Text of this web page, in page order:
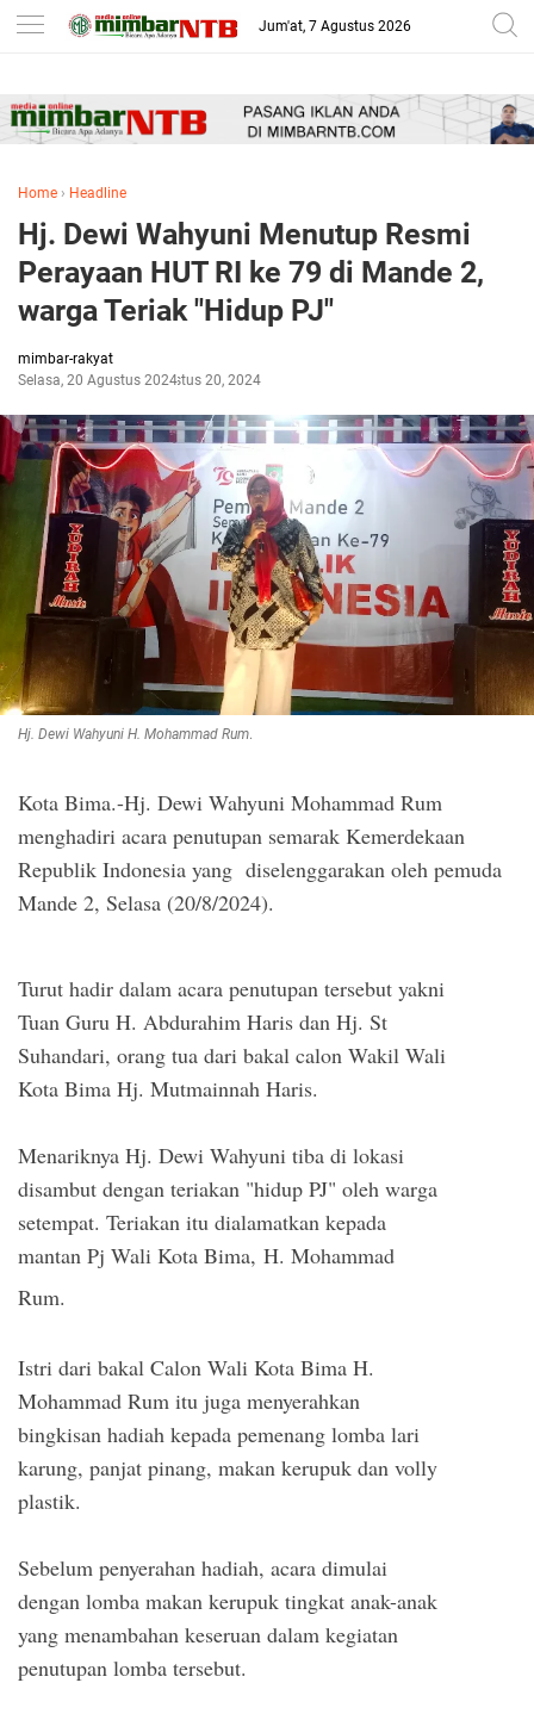
-->
Jum'at, 7 Agustus 2026
Home › Headline
Hj. Dewi Wahyuni Menutup Resmi
Perayaan HUT RI ke 79 di Mande 2,
warga Teriak "Hidup PJ"
mimbar-rakyat
Selasa, 20 Agustus 2024Agustus 20, 2024
Hj. Dewi Wahyuni H. Mohammad Rum.
Kota Bima.-Hj. Dewi Wahyuni Mohammad Rum
menghadiri acara penutupan semarak Kemerdekaan
Republik Indonesia yang diselenggarakan oleh pemuda
Mande 2, Selasa (20/8/2024).
Turut hadir dalam acara penutupan tersebut yakni
Tuan Guru H. Abdurahim Haris dan Hj. St
Suhandari, orang tua dari bakal calon Wakil Wali
Kota Bima Hj. Mutmainnah Haris.
Menariknya Hj. Dewi Wahyuni tiba di lokasi
disambut dengan teriakan "hidup PJ" oleh warga
setempat. Teriakan itu dialamatkan kepada
mantan Pj Wali Kota Bima, H. Mohammad
Rum.
Istri dari bakal Calon Wali Kota Bima H.
Mohammad Rum itu juga menyerahkan
bingkisan hadiah kepada pemenang lomba lari
karung, panjat pinang, makan kerupuk dan volly
plastik.
Sebelum penyerahan hadiah, acara dimulai
dengan lomba makan kerupuk tingkat anak-anak
yang menambahan keseruan dalam kegiatan
penutupan lomba tersebut.